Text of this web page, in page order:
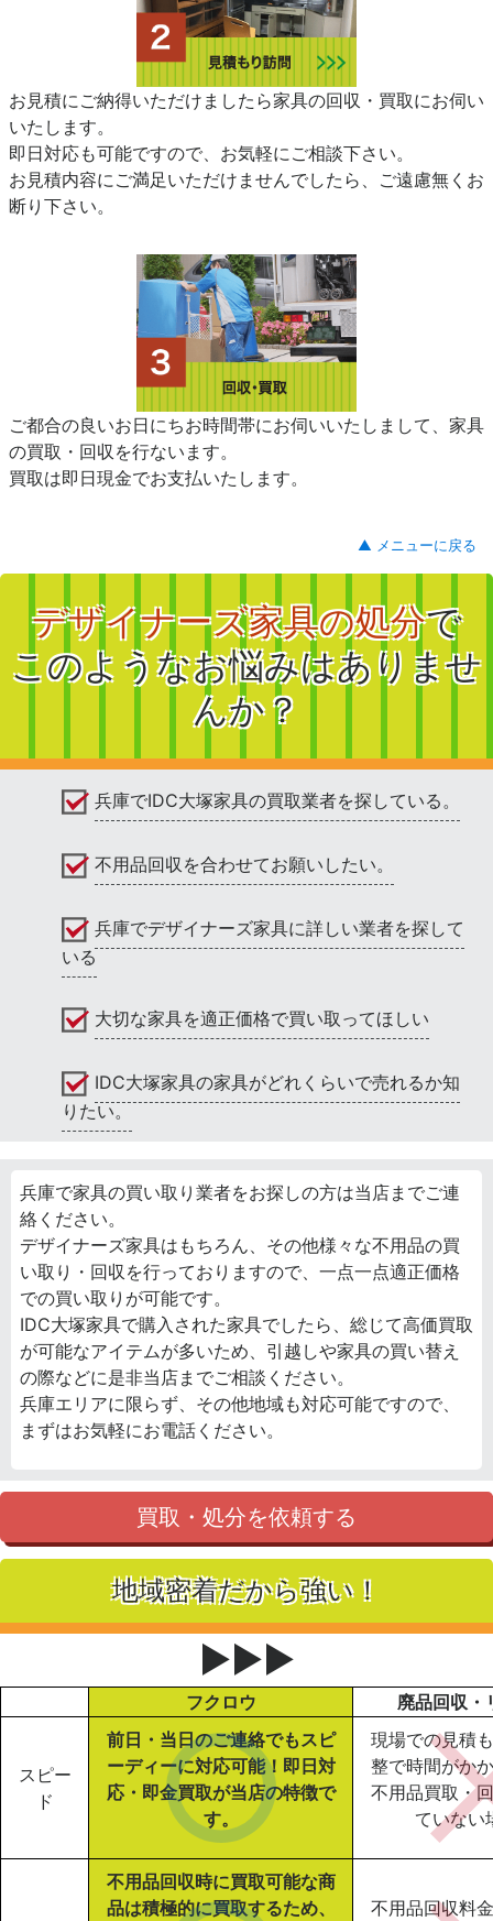
お見積にご納得いただけましたら家具の回収・買取にお伺い
いたします。
即日対応も可能ですので、お気軽にご相談下さい。
お見積内容にご満足いただけませんでしたら、ご遠慮無くお
断り下さい。
ご都合の良いお日にちお時間帯にお伺いいたしまして、家具
の買取・回収を行ないます。
買取は即日現金でお支払いたします。
▲ メニューに戻る
デザイナーズ家具の処分で
このようなお悩みはありませ
んか？
兵庫でIDC大塚家具の買取業者を探している。
不用品回収を合わせてお願いしたい。
兵庫でデザイナーズ家具に詳しい業者を探して
いる
大切な家具を適正価格で買い取ってほしい
IDC大塚家具の家具がどれくらいで売れるか知
りたい。
兵庫で家具の買い取り業者をお探しの方は当店までご連
絡ください。
デザイナーズ家具はもちろん、その他様々な不用品の買
い取り・回収を行っておりますので、一点一点適正価格
での買い取りが可能です。
IDC大塚家具で購入された家具でしたら、総じて高価買取
が可能なアイテムが多いため、引越しや家具の買い替え
の際などに是非当店までご相談ください。
兵庫エリアに限らず、その他地域も対応可能ですので、
まずはお気軽にお電話ください。
買取・処分を依頼する
地域密着だから強い！
▶▶▶
フクロウ 廃品回収・
スピー
ド
前日・当日のご連絡でもスピ
ーディーに対応可能！即日対
応・即金買取が当店の特徴で
す。
現場での見積
整で時間がか
不用品買取・
ていない
不用品回収時に買取可能な商
品は積極的に買取するため、
不用品回収料